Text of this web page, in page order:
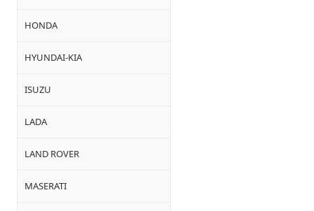
HONDA
HYUNDAI-KIA
ISUZU
LADA
LAND ROVER
MASERATI